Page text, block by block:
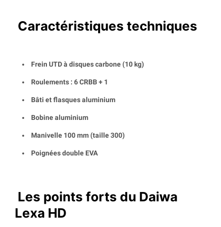
Caractéristiques techniques
Frein UTD à disques carbone (10 kg)
Roulements : 6 CRBB + 1
Bâti et flasques aluminium
Bobine aluminium
Manivelle 100 mm (taille 300)
Poignées double EVA
Les points forts du Daiwa
Lexa HD